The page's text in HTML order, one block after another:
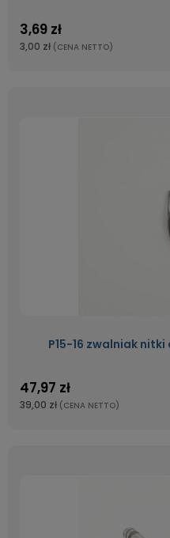
3,69 zł
3,00 zł (CENA NETTO)
P15-16 zwalniak nitki
47,97 zł
39,00 zł (CENA NETTO)